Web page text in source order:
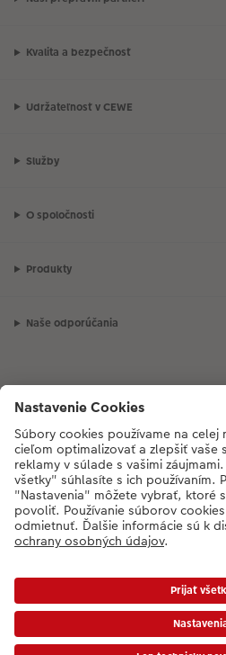
Kvalita a bezpečnosť
Udržateľnosť v CEWE
Služby
O spoločnosti
Produkty
Naše odporúčania
Ak máte akékoľvek otázky týkajúce
neváhajte a zavolajte nám:02/6820
Ceny a dodacie
|VOP|Ochrana